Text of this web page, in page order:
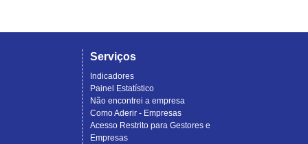
Serviços
Indicadores
Painel Estatístico
Não encontrei a empresa
Como Aderir - Empresas
Acesso Restrito para Gestores e
Empresas